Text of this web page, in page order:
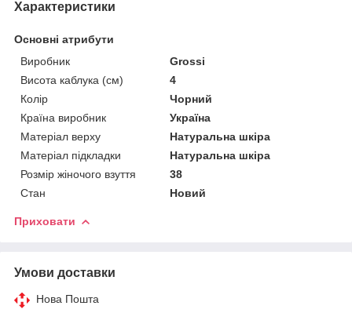
Характеристики
Основні атрибути
Виробник
Grossi
Висота каблука (см)
4
Колір
Чорний
Країна виробник
Україна
Матеріал верху
Натуральна шкіра
Матеріал підкладки
Натуральна шкіра
Розмір жіночого взуття
38
Стан
Новий
Приховати
Умови доставки
Нова Пошта